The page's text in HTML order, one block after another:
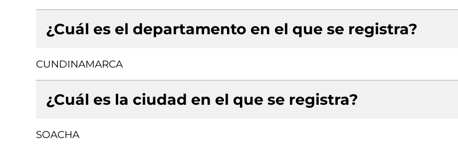
¿Cuál es el departamento en el que se registra?
CUNDINAMARCA
¿Cuál es la ciudad en el que se registra?
SOACHA